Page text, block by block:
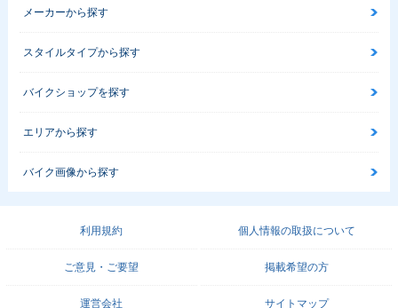
メーカーから探す
スタイルタイプから探す
バイクショップを探す
エリアから探す
バイク画像から探す
利用規約 個人情報の取扱について
ご意見・ご要望 掲載希望の方
運営会社 サイトマップ